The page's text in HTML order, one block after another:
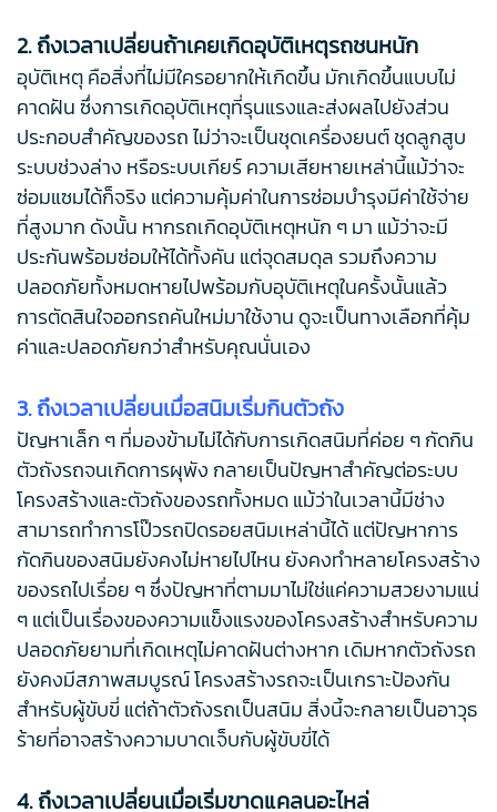
2. ถึงเวลาเปลี่ยนถ้าเคยเกิดอุบัติเหตุรถชนหนัก
อุบัติเหตุ คือสิ่งที่ไม่มีใครอยากให้เกิดขึ้น มักเกิดขึ้นแบบไม่
คาดฝัน ซึ่งการเกิดอุบัติเหตุที่รุนแรงและส่งผลไปยังส่วน
ประกอบสำคัญของรถ ไม่ว่าจะเป็นชุดเครื่องยนต์ ชุดลูกสูบ
ระบบช่วงล่าง หรือระบบเกียร์ ความเสียหายเหล่านี้แม้ว่าจะ
ซ่อมแซมได้ก็จริง แต่ความคุ้มค่าในการซ่อมบำรุงมีค่าใช้จ่าย
ที่สูงมาก ดังนั้น หากรถเกิดอุบัติเหตุหนัก ๆ มา แม้ว่าจะมี
ประกันพร้อมซ่อมให้ได้ทั้งคัน แต่จุดสมดุล รวมถึงความ
ปลอดภัยทั้งหมดหายไปพร้อมกับอุบัติเหตุในครั้งนั้นแล้ว
การตัดสินใจออกรถคันใหม่มาใช้งาน ดูจะเป็นทางเลือกที่คุ้ม
ค่าและปลอดภัยกว่าสำหรับคุณนั่นเอง
3. ถึงเวลาเปลี่ยนเมื่อสนิมเริ่มกินตัวถัง
ปัญหาเล็ก ๆ ที่มองข้ามไม่ได้กับการเกิดสนิมที่ค่อย ๆ กัดกิน
ตัวถังรถจนเกิดการผุพัง กลายเป็นปัญหาสำคัญต่อระบบ
โครงสร้างและตัวถังของรถทั้งหมด แม้ว่าในเวลานี้มีช่าง
สามารถทำการโป๊วรถปิดรอยสนิมเหล่านี้ได้ แต่ปัญหาการ
กัดกินของสนิมยังคงไม่หายไปไหน ยังคงทำหลายโครงสร้าง
ของรถไปเรื่อย ๆ ซึ่งปัญหาที่ตามมาไม่ใช่แค่ความสวยงามแน่
ๆ แต่เป็นเรื่องของความแข็งแรงของโครงสร้างสำหรับความ
ปลอดภัยยามที่เกิดเหตุไม่คาดฝันต่างหาก เดิมหากตัวถังรถ
ยังคงมีสภาพสมบูรณ์ โครงสร้างรถจะเป็นเกราะป้องกัน
สำหรับผู้ขับขี่ แต่ถ้าตัวถังรถเป็นสนิม สิ่งนี้จะกลายเป็นอาวุธ
ร้ายที่อาจสร้างความบาดเจ็บกับผู้ขับขี่ได้
4. ถึงเวลาเปลี่ยนเมื่อเริ่มขาดแคลนอะไหล่